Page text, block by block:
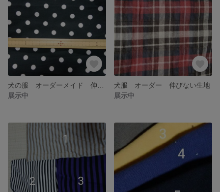
展示中
犬服 オーダー 伸びない生地
展示中